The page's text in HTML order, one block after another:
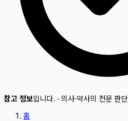
참고 정보입니다. · 의사·약사의 전문 판
홈